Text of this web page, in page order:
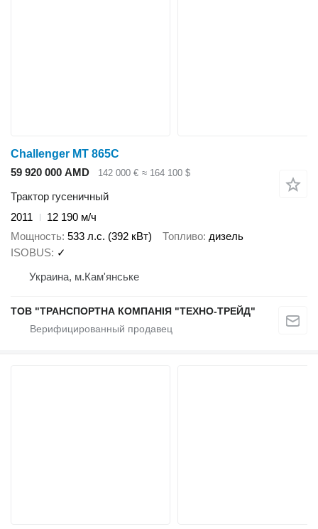
Challenger MT 865C
59 920 000 AMD
142 000 € ≈ 164 100 $
Трактор гусеничный
2011
12 190 м/ч
Мощность 533 л.с. (392 кВт) Топливо дизель
ISOBUS ✓
Украина, м.Кам'янське
ТОВ "ТРАНСПОРТНА КОМПАНІЯ "ТЕХНО-ТРЕЙД"